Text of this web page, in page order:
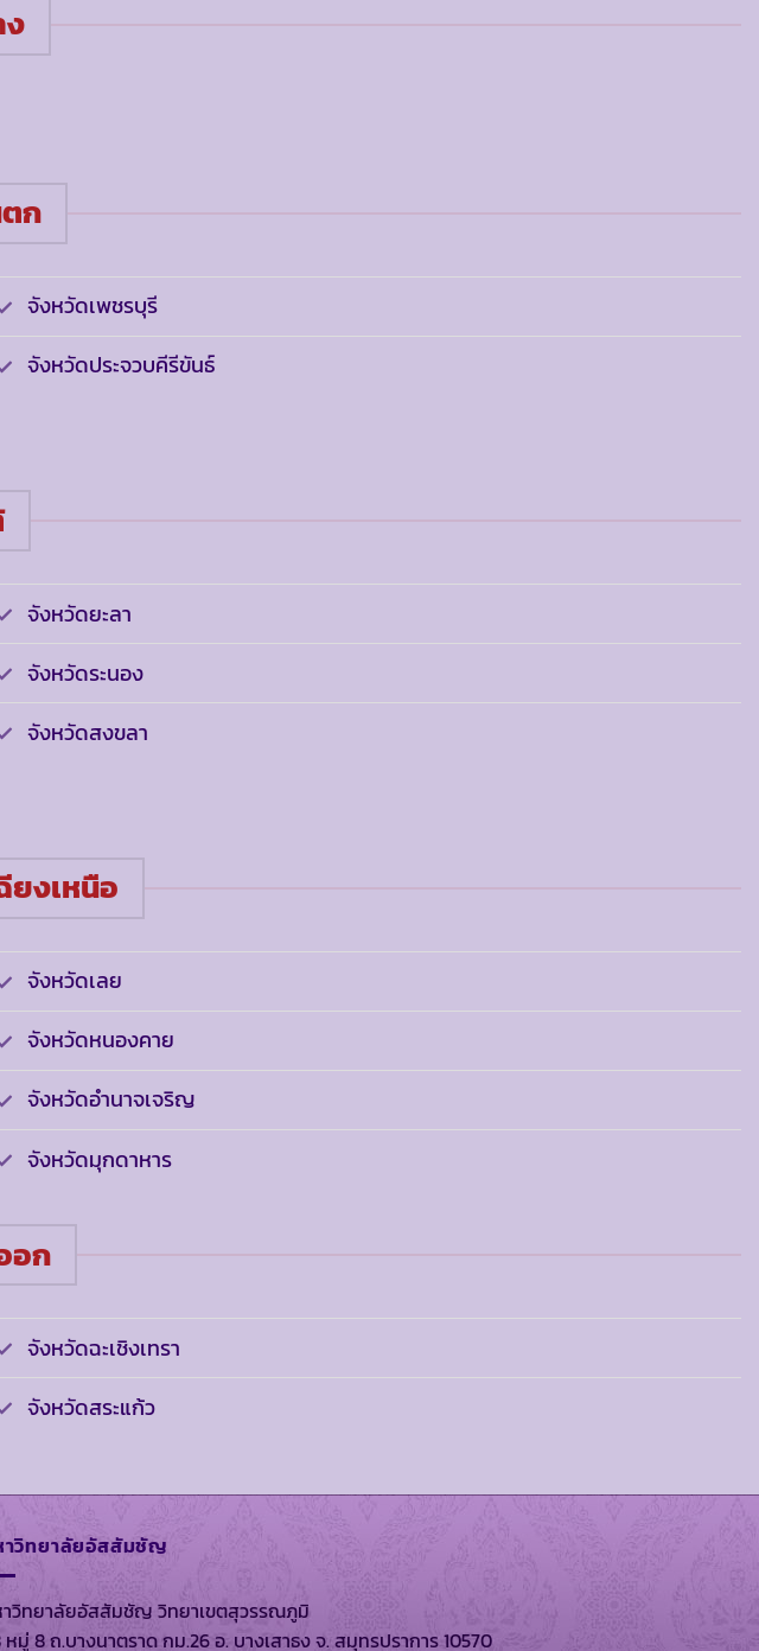
ก
จังหวัดเพชรบุรี
จังหวัดประจวบคีรีขันธ์
จังหวัดยะลา
จังหวัดระนอง
จังหวัดสงขลา
ยงเหนือ
จังหวัดเลย
จังหวัดหนองคาย
จังหวัดอำนาจเจริญ
จังหวัดมุกดาหาร
อก
จังหวัดฉะเชิงเทรา
จังหวัดสระแก้ว
วิทยาลัยอัสสัมชัญ
วิทยาลัยอัสสัมชัญ วิทยาเขตสุวรรณภูมิ
หมู่ 8 ถ.บางนาตราด กม.26 อ. บางเสาธง จ. สมุทรปราการ 10570